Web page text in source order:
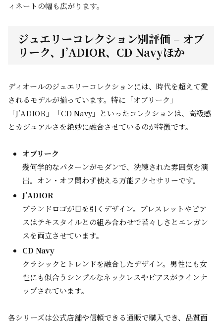
ィネートの幅も広がります。
ジュエリーコレクション別評価 – オブ
リーク、J’ADIOR、CD Navyほか
ディオールのジュエリーコレクションには、時代を超えて愛
されるモデルが揃っています。特に「オブリーク」
「J’ADIOR」「CD Navy」といったコレクションは、高級感
とカジュアルさを絶妙に融合させているのが特徴です。
オブリーク
幾何学的なパターンがモダンで、洗練された雰囲気を演
出。オン・オフ問わず使える万能アクセサリーです。
J’ADIOR
ブランドロゴが目を引くデザイン。ブレスレットやピア
スはテキスタイルとの組み合わせで若々しさとエレガン
スを両立させています。
CD Navy
クラシックとトレンドを融合したデザイン。男性にも女
性にも似合うシンプルなネックレスやピアスがラインナ
ップされています。
各シリーズは公式店舗や信頼できる通販で購入でき、品質面